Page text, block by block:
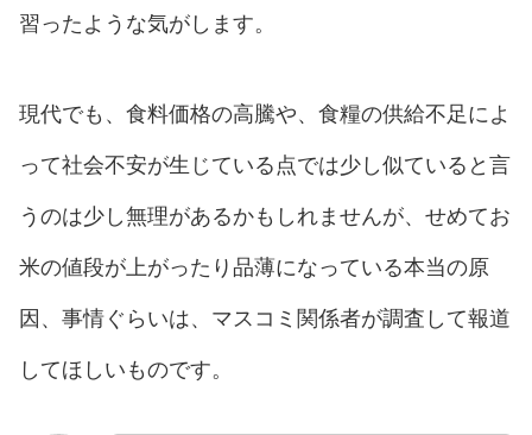
習ったような気がします。
現代でも、食料価格の高騰や、食糧の供給不足によ
って社会不安が生じている点では少し似ていると言
うのは少し無理があるかもしれませんが、せめてお
米の値段が上がったり品薄になっている本当の原
因、事情ぐらいは、マスコミ関係者が調査して報道
してほしいものです。